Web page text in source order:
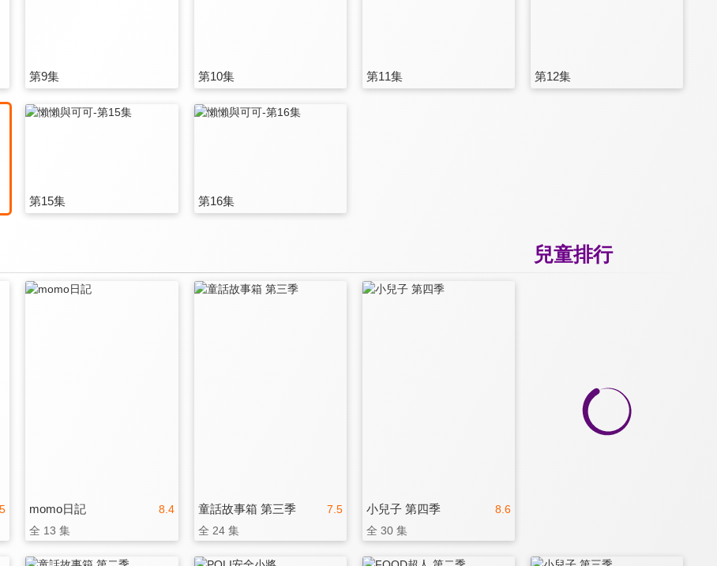
第9集 第10集 第11集 第12集
第15集 第16集
兒童排行
8.4
momo日記
全 13 集
7.5
童話故事箱 第三季
全 24 集
8.6
小兒子 第四季
全 30 集